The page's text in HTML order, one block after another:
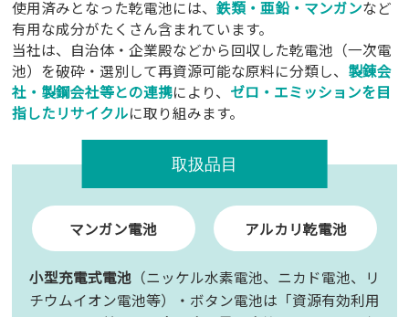
使用済みとなった乾電池には、鉄類・亜鉛・マンガンなど
有用な成分がたくさん含まれています。
当社は、自治体・企業殿などから回収した乾電池（一次電
池）を破砕・選別して再資源可能な原料に分類し、 製錬会
社・製鋼会社等との連携により、 ゼロ・エミッションを目
指したリサイクルに取り組みます。
取扱品目
マンガン電池 アルカリ乾電池
小型充電式電池（ニッケル水素電池、ニカド電池、リ
チウムイオン電池等）・ボタン電池は「資源有効利用